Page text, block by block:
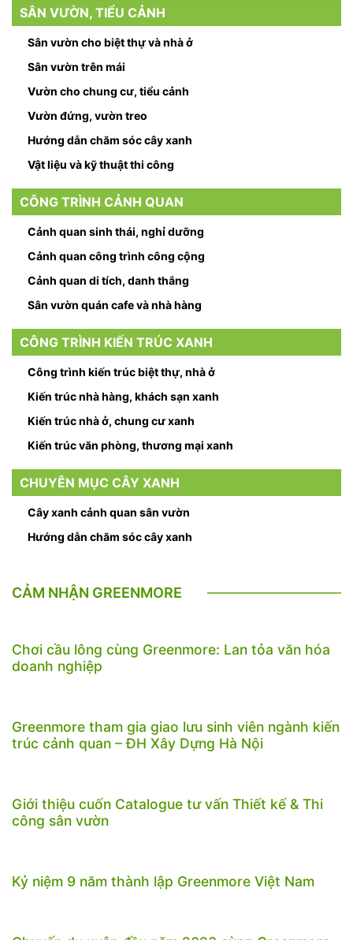
SÂN VƯỜN, TIỂU CẢNH
Sân vườn cho biệt thự và nhà ở
Sân vườn trên mái
Vườn cho chung cư, tiểu cảnh
Vườn đứng, vườn treo
Hướng dẫn chăm sóc cây xanh
Vật liệu và kỹ thuật thi công
CÔNG TRÌNH CẢNH QUAN
Cảnh quan sinh thái, nghỉ dưỡng
Cảnh quan công trình công cộng
Cảnh quan di tích, danh thắng
Sân vườn quán cafe và nhà hàng
CÔNG TRÌNH KIẾN TRÚC XANH
Công trình kiến trúc biệt thự, nhà ở
Kiến trúc nhà hàng, khách sạn xanh
Kiến trúc nhà ở, chung cư xanh
Kiến trúc văn phòng, thương mại xanh
CHUYÊN MỤC CÂY XANH
Cây xanh cảnh quan sân vườn
Hướng dẫn chăm sóc cây xanh
CẢM NHẬN GREENMORE
Chơi cầu lông cùng Greenmore: Lan tỏa văn hóa
doanh nghiệp
Greenmore tham gia giao lưu sinh viên ngành kiến
trúc cảnh quan – ĐH Xây Dựng Hà Nội
Giới thiệu cuốn Catalogue tư vấn Thiết kế & Thi
công sân vườn
Kỷ niệm 9 năm thành lập Greenmore Việt Nam